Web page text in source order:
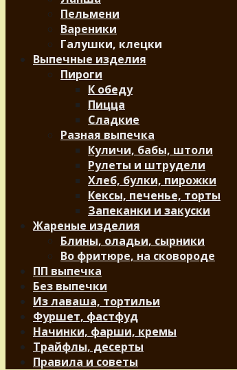
Пельмени
Вареники
Галушки, клецки
Выпечные изделия
Пироги
К обеду
Пицца
Сладкие
Разная выпечка
Куличи, бабы, штоли
Рулеты и штрудели
Хлеб, булки, пирожки
Кексы, печенье, торты
Запеканки и закуски
Жареные изделия
Блины, оладьи, сырники
Во фритюре, на сковороде
ПП выпечка
Без выпечки
Из лаваша, тортильи
Фуршет, фастфуд
Начинки, фарши, кремы
Трайфлы, десерты
Правила и советы